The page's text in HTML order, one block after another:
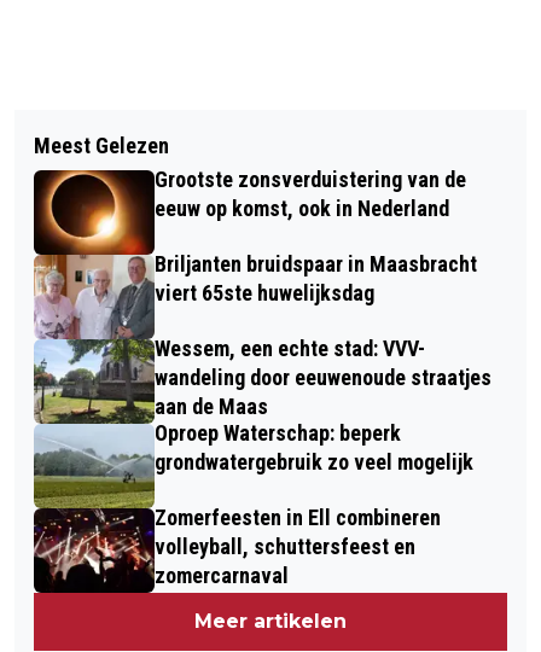
BLAASKAPELLENFESTIVAL EINFACH
BÖMISCH: MAASKAPEL UIT WESSEM
SPEELT IN DE BOMBARDON
MAASTRICHT IS MEEST KWETSBARE
LIMBURGSE GEMEENTE VOOR
DIEFSTAL FIETS, SCOOTER EN MOTOR;
MAASGOUW EN NEDERWEERT JUIST
VEILIG
Meest Gelezen
Grootste zonsverduistering van de
eeuw op komst, ook in Nederland
Briljanten bruidspaar in Maasbracht
viert 65ste huwelijksdag
Wessem, een echte stad: VVV-
wandeling door eeuwenoude straatjes
aan de Maas
Oproep Waterschap: beperk
grondwatergebruik zo veel mogelijk
Zomerfeesten in Ell combineren
volleyball, schuttersfeest en
zomercarnaval
Meer artikelen